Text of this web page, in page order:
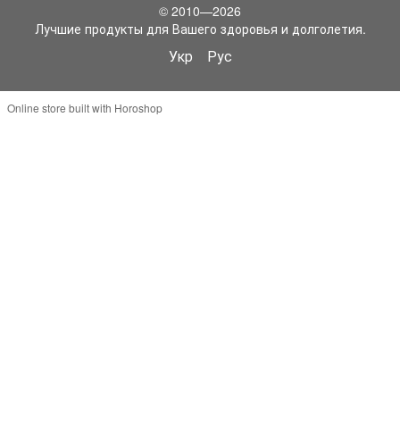
© 2010—2026
Лучшие продукты для Вашего здоровья и долголетия.
Укр Рус
Online store built with Horoshop